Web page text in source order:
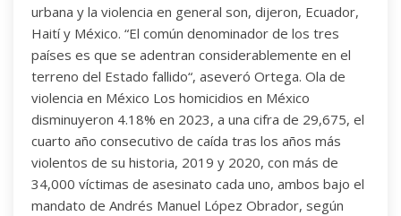
urbana y la violencia en general son, dijeron, Ecuador,
Haití y México. “El común denominador de los tres
países es que se adentran considerablemente en el
terreno del Estado fallido“, aseveró Ortega. Ola de
violencia en México Los homicidios en México
disminuyeron 4.18% en 2023, a una cifra de 29,675, el
cuarto año consecutivo de caída tras los años más
violentos de su historia, 2019 y 2020, con más de
34,000 víctimas de asesinato cada uno, ambos bajo el
mandato de Andrés Manuel López Obrador, según